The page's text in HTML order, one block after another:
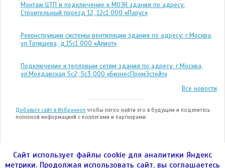
Монтаж ЦТП и подключение к МОЭК здания по адресу:
Строительный проезд 12, 12с1 ООО «Парус»
Реконструкции системы вентиляции здания по адресу: г.Москва,
ул.Татищева, д.15с1 ООО «Алиот»
Подключение к тепловым сетям здания по адресу: г.Москва,
ул.Молдавская 5с2, 5с3 ООО «БизнесПромЭстейт»
Все новости
Добавьте сайт в Избранное чтобы легко найти его в будущем и поделитесь
полезной информацией с коллегами и партнерами:
Сайт использует файлы cookie для аналитики Яндекс
метрики. Продолжая использовать сайт, вы соглашаетесь